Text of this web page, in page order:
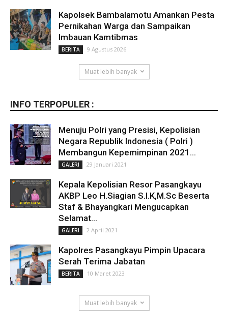
Kapolsek Bambalamotu Amankan Pesta
Pernikahan Warga dan Sampaikan
Imbauan Kamtibmas
BERITA 9 Agustus 2026
Muat lebih banyak
INFO TERPOPULER :
Menuju Polri yang Presisi, Kepolisian
Negara Republik Indonesia ( Polri )
Membangun Kepemimpinan 2021...
GALERI 29 Januari 2021
Kepala Kepolisian Resor Pasangkayu
AKBP Leo H.Siagian S.I.K,M.Sc Beserta
Staf & Bhayangkari Mengucapkan
Selamat...
GALERI 2 April 2021
Kapolres Pasangkayu Pimpin Upacara
Serah Terima Jabatan
BERITA 10 Maret 2023
Muat lebih banyak